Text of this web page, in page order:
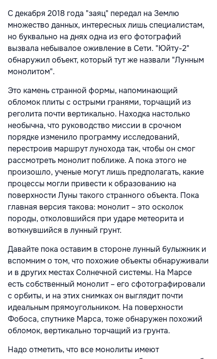
С декабря 2018 года "заяц" передал на Землю
множество данных, интересных лишь специалистам,
но буквально на днях одна из его фотографий
вызвала небывалое оживление в Сети. "Юйту-2"
обнаружил объект, который тут же назвали "Лунным
монолитом".
Это камень странной формы, напоминающий
обломок плиты с острыми гранями, торчащий из
реголита почти вертикально. Находка настолько
необычна, что руководство миссии в срочном
порядке изменило программу исследований,
перестроив маршрут лунохода так, чтобы он смог
рассмотреть монолит поближе. А пока этого не
произошло, ученые могут лишь предполагать, какие
процессы могли привести к образованию на
поверхности Луны такого странного объекта. Пока
главная версия такова: монолит – это осколок
породы, отколовшийся при ударе метеорита и
воткнувшийся в лунный грунт.
Давайте пока оставим в стороне лунный булыжник и
вспомним о том, что похожие объекты обнаруживали
и в других местах Солнечной системы. На Марсе
есть собственный монолит – его сфотографировали
с орбиты, и на этих снимках он выглядит почти
идеальным прямоугольником. На поверхности
Фобоса, спутнике Марса, тоже обнаружен похожий
обломок, вертикально торчащий из грунта.
Надо отметить, что все монолиты имеют